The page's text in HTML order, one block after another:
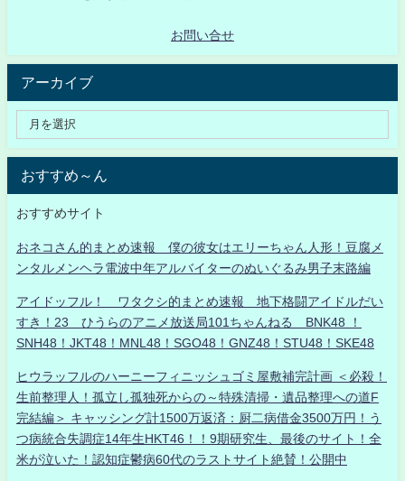
お問い合せ
アーカイブ
おすすめ～ん
おすすめサイト
おネコさん的まとめ速報 僕の彼女はエリーちゃん人形！豆腐メ
ンタルメンヘラ電波中年アルバイターのぬいぐるみ男子末路編
アイドッフル！ ワタクシ的まとめ速報 地下格闘アイドルだい
すき！23 ひうらのアニメ放送局101ちゃんねる BNK48 ！
SNH48！JKT48！MNL48！SGO48！GNZ48！STU48！SKE48
ヒウラッフルのハーニーフィニッシュゴミ屋敷補完計画 ＜必殺！
生前整理人！孤立し孤独死からの～特殊清掃・遺品整理への道F
完結編＞ キャッシング計1500万返済：厨二病借金3500万円！う
つ病統合失調症14年生HKT46！！9期研究生、最後のサイト！全
米が泣いた！認知症鬱病60代のラストサイト絶賛！公開中